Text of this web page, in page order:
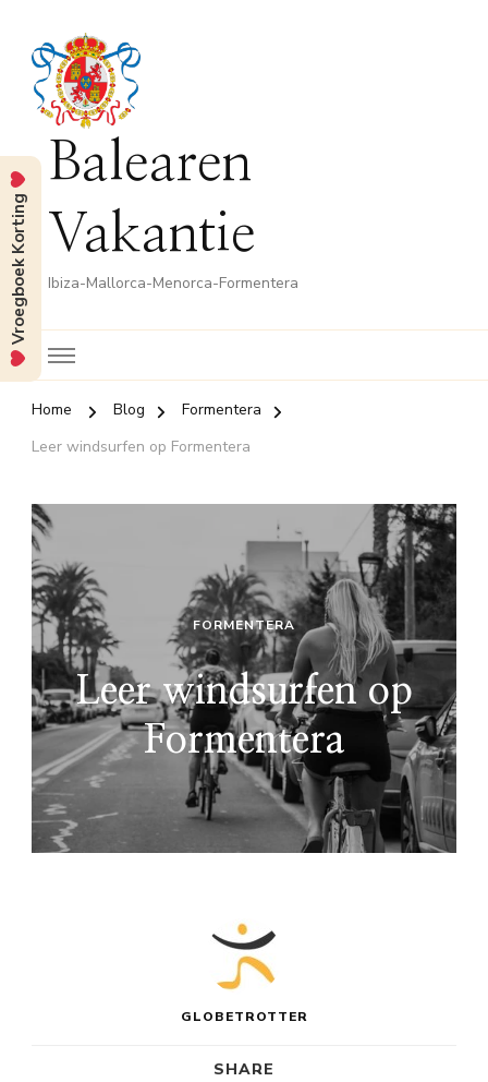
Balearen
Vakantie
Ibiza-Mallorca-Menorca-Formentera
Home Blog
Formentera
Leer windsurfen op Formentera
FORMENTERA
Leer windsurfen op
Formentera
GLOBETROTTER
SHARE
Vroegboek Korting